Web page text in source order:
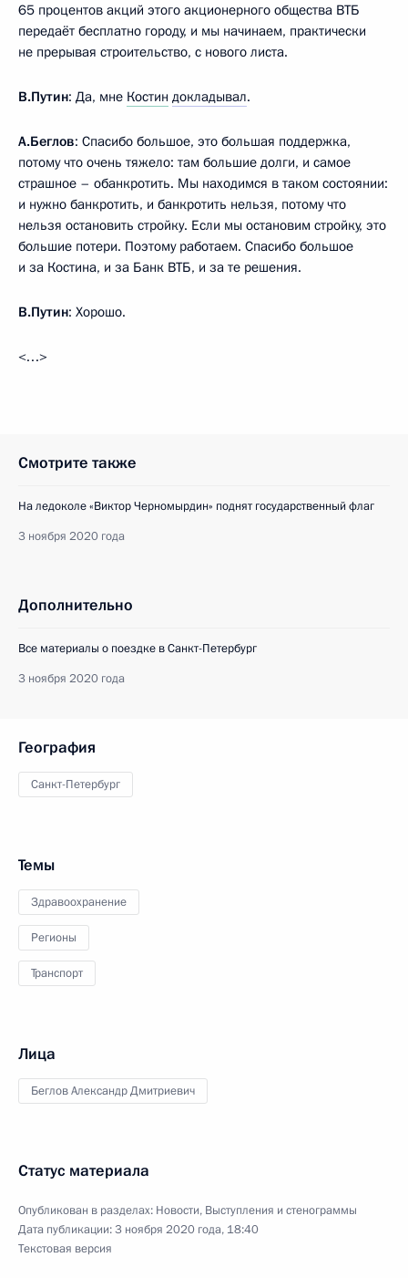
65 процентов акций этого акционерного общества ВТБ
передаёт бесплатно городу, и мы начинаем, практически
не прерывая строительство, с нового листа.
В.Путин: Да, мне Костин докладывал.
А.Беглов: Спасибо большое, это большая поддержка,
потому что очень тяжело: там большие долги, и самое
страшное – обанкротить. Мы находимся в таком состоянии:
и нужно банкротить, и банкротить нельзя, потому что
нельзя остановить стройку. Если мы остановим стройку, это
большие потери. Поэтому работаем. Спасибо большое
и за Костина, и за Банк ВТБ, и за те решения.
В.Путин: Хорошо.
<…>
Смотрите также
На ледоколе «Виктор Черномырдин» поднят государственный флаг
3 ноября 2020 года
Дополнительно
Все материалы о поездке в Санкт-Петербург
3 ноября 2020 года
География
Санкт-Петербург
Темы
Здравоохранение
Регионы
Транспорт
Лица
Беглов Александр Дмитриевич
Статус материала
Опубликован в разделах: Новости, Выступления и стенограммы
Дата публикации:3 ноября 2020 года, 18:40
Текстовая версия